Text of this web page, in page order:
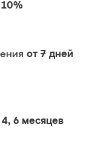
10%
от 7 дней
4, 6 месяцев